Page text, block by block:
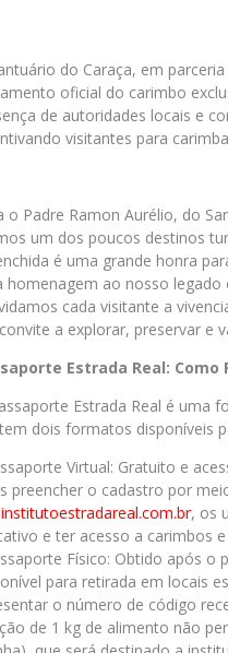
do Caraça, em
oficial do carimbo
de autoridades locais e
visitantes para
o Padre Ramon Aurélio, do
um dos poucos destinos
é uma grande honra
homenagem ao nosso
cada visitante a
a explorar, preservar e
Estrada Real: Como
Estrada Real é uma
dois formatos disponíveis
Virtual: Gratuito e
preencher o cadastro por
institutoestradareal.com.br, os
e ter acesso a carimbos
Físico: Obtido após o
para retirada em locais
o número de código
de 1 kg de alimento não